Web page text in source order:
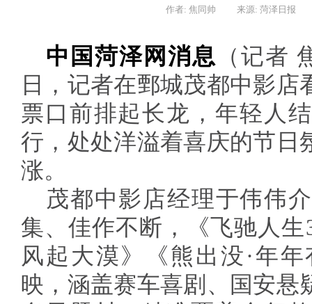
作者: 焦同帅 来源: 菏泽日报
中国菏泽网消息 （记者
日，记者在鄄城茂都中影
票口前排起长龙，年轻人
行，处处洋溢着喜庆的节日
涨。
茂都中影店经理于伟伟
集、佳作不断，《飞驰人
风起大漠》《熊出没·年
映，涵盖赛车喜剧、国安